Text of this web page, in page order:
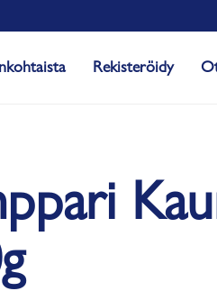
Rekisteröidy